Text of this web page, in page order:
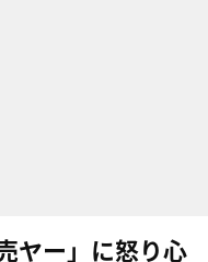
ヤー」に怒り心